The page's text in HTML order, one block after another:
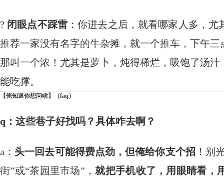
? 闭眼点不踩雷 ：你进去之后，就看哪家人多，
推荐一家没有名字的牛杂摊，就一个推车，下午三
那叫一个浓！尤其是萝卜，炖得稀烂，吸饱了汤
能吃撑。
【俺知道你想问啥】（faq）
q：这些巷子好找吗？具体咋去啊？
a： 头一回去可能得费点劲，但俺给你支个招！别
街”或“茶园里市场”，就把手机收了，用眼睛看，